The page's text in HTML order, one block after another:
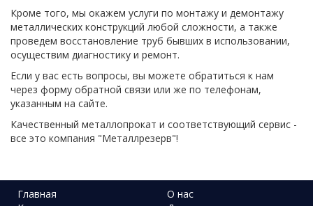
Кроме того, мы окажем услуги по монтажу и демонтажу
металлических конструкций любой сложности, а также
проведем восстановление труб бывших в использовании,
осуществим диагностику и ремонт.
Если у вас есть вопросы, вы можете обратиться к нам
через форму обратной связи или же по телефонам,
указанным на сайте.
Качественный металлопрокат и соответствующий сервис -
все это компания "Металлрезерв"!
Главная
О нас